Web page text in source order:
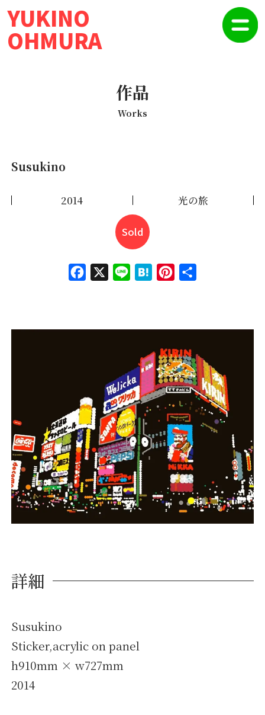
YUKINO
OHMURA
作品
Works
Susukino
2014 光の旅
Sold
Face
X Line
Hate
Pinte
詳細
Susukino
Sticker,acrylic on panel
h910mm × w727mm
2014